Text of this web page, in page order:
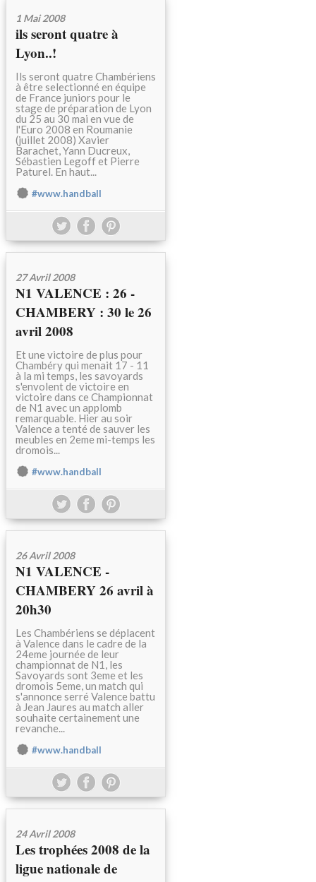
1 Mai 2008
ils seront quatre à
Lyon..!
Ils seront quatre Chambériens
à être selectionné en équipe
de France juniors pour le
stage de préparation de Lyon
du 25 au 30 mai en vue de
l'Euro 2008 en Roumanie
(juillet 2008) Xavier
Barachet, Yann Ducreux,
Sébastien Legoff et Pierre
Paturel. En haut...
#www.handball
27 Avril 2008
N1 VALENCE : 26 -
CHAMBERY : 30 le 26
avril 2008
Et une victoire de plus pour
Chambéry qui menait 17 - 11
à la mi temps, les savoyards
s'envolent de victoire en
victoire dans ce Championnat
de N1 avec un applomb
remarquable. Hier au soir
Valence a tenté de sauver les
meubles en 2eme mi-temps les
dromois...
#www.handball
26 Avril 2008
N1 VALENCE -
CHAMBERY 26 avril à
20h30
Les Chambériens se déplacent
à Valence dans le cadre de la
24eme journée de leur
championnat de N1, les
Savoyards sont 3eme et les
dromois 5eme, un match qui
s'annonce serré Valence battu
à Jean Jaures au match aller
souhaite certainement une
revanche...
#www.handball
24 Avril 2008
Les trophées 2008 de la
ligue nationale de